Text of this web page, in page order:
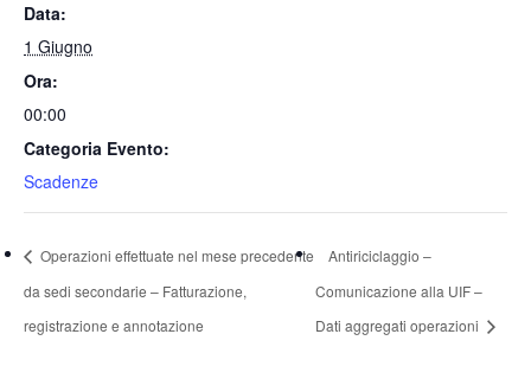
Data:
1 Giugno
Ora:
00:00
Categoria Evento:
Scadenze
Operazioni effettuate nel mese precedente
da sedi secondarie – Fatturazione,
registrazione e annotazione
Antiriciclaggio –
Comunicazione alla UIF –
Dati aggregati operazioni